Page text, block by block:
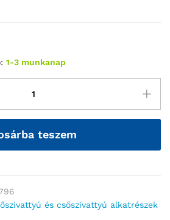
1-3 munkanap
teszem
és csőszivattyú alkatrészek